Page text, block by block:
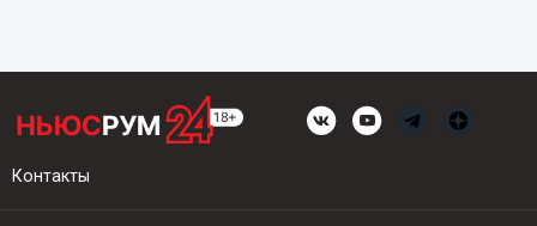
Контакты